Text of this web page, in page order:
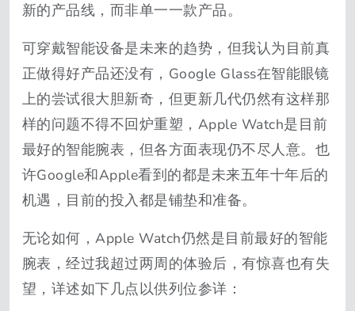
新的产品线，而非单一一款产品。
可穿戴智能设备是未来的趋势，但我认为目前真
正做得好产品还没有，Google Glass在智能眼镜
上的尝试很大胆新奇，但更新几代仍然有这样那
样的问题不得不回炉重塑，Apple Watch是目前
最好的智能腕表，但各方面表现仍不尽人意。也
许Google和Apple看到的都是未来五年十年后的
机遇，目前的投入都是铺垫和准备。
无论如何，Apple Watch仍然是目前最好的智能
腕表，经过我超过两周的体验后，有惊喜也有失
望，详述如下几点以供列位参详：